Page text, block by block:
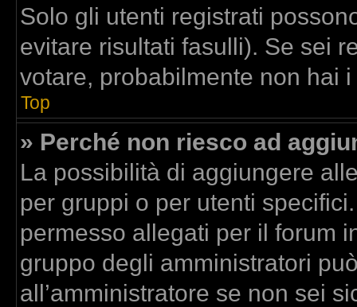
Solo gli utenti registrati
evitare risultati fasulli). Se sei
votare, probabilmente non hai
Top
» Perché non riesco ad
La possibilità di aggiungere
per gruppi o per utenti
permesso allegati per il forum
gruppo degli amministratori
all’amministratore se non sei